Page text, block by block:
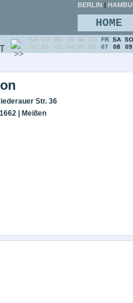
Str. 36
| Meißen
BERLIN |
HOME
SA
01
SO
02
MO
03
DI
04
MI
05
DO
06
FR
07
SA
08
SO
09